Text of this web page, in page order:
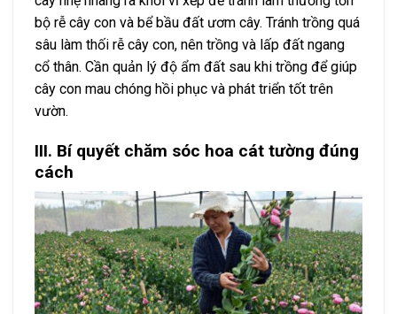
bộ rễ cây con và bể bầu đất ươm cây. Tránh trồng quá
sâu làm thối rễ cây con, nên trồng và lấp đất ngang
cổ thân. Cần quản lý độ ẩm đất sau khi trồng để giúp
cây con mau chóng hồi phục và phát triển tốt trên
vườn.
III. Bí quyết chăm sóc hoa cát tường đúng
cách